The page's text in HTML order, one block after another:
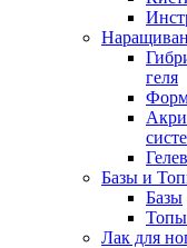
геля
Базы и
Базы
Топы
Лак для